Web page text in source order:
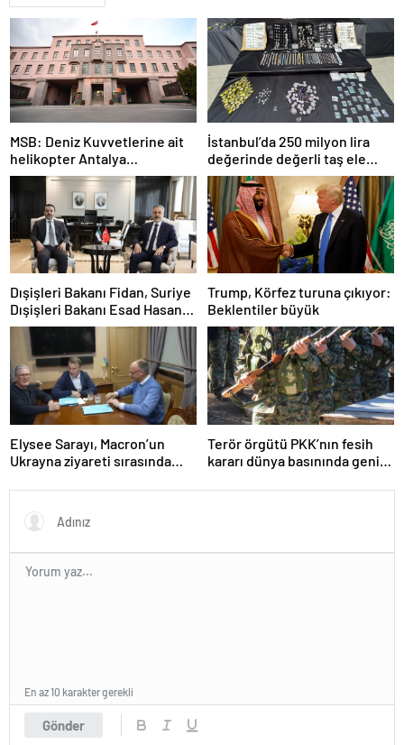
MSB: Deniz Kuvvetlerine ait
helikopter Antalya
açıklarında acil iniş yaptı
İstanbul’da 250 milyon lira
değerinde değerli taş ele
geçirildi
Dışişleri Bakanı Fidan, Suriye
Dışişleri Bakanı Esad Hasan
Şeybani ile görüştü
Trump, Körfez turuna çıkıyor:
Beklentiler büyük
Elysee Sarayı, Macron’un
Ukrayna ziyareti sırasında
iddiasını yalanladı
Terör örgütü PKK’nın fesih
kararı dünya basınında geniş
Gönder
En az 10 karakter gerekli